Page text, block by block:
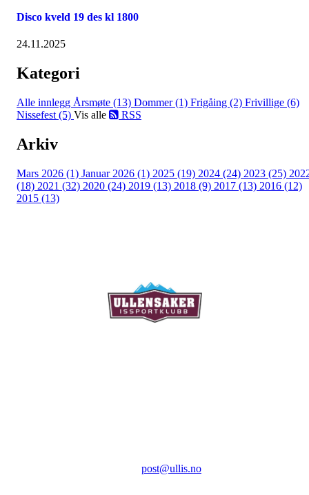
Disco kveld 19 des kl 1800
24.11.2025
Kategori
Alle innlegg Årsmøte (13) Dommer (1) Frigåing (2) Frivillige (6)
Nissefest (5) Vis alle RSS
Arkiv
Mars 2026 (1) Januar 2026 (1) 2025 (19) 2024 (24) 2023 (25)
(18) 2021 (32) 2020 (24) 2019 (13) 2018 (9) 2017 (13) 2016 (12)
2015 (13)
post@ullis.no